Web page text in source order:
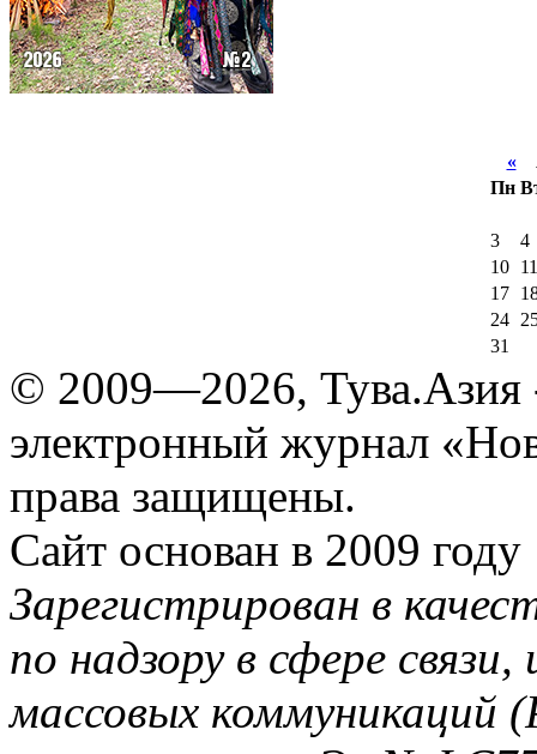
«
Пн
3
4
10
11
17
24
31
© 2009—2026, Тува.Азия
электронный журнал
права защищены.
Сайт основан в 2009 году
Зарегистрирован в
по надзору в сфере
массовых коммуникаций